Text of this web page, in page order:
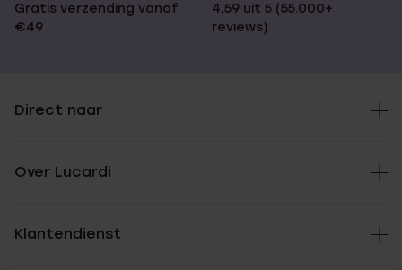
Gratis verzending vanaf
€49
4,59 uit 5 (55.000+
reviews)
Direct naar
Over Lucardi
Klantendienst